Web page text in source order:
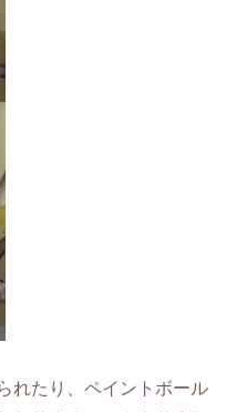
れたり、ペイントボール